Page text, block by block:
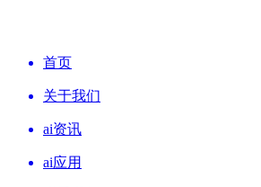
首页
关于我们
ai资讯
ai应用